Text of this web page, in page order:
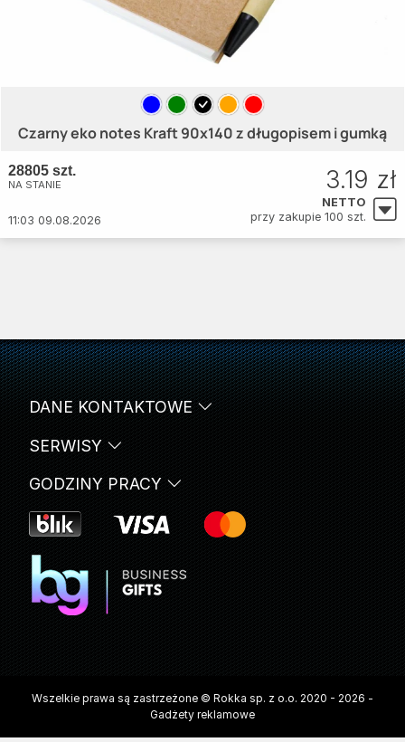
Czarny eko notes Kraft 90x140 z długopisem i gumką
28805 szt.
NA STANIE
11:03 09.08.2026
3.19 zł
NETTO
przy zakupie 100 szt.
SERWISY
DANE KONTAKTOWE
GODZINY PRACY
Wszelkie prawa są zastrzeżone © Rokka sp. z o.o. 2020 - 2026 -
Gadżety reklamowe